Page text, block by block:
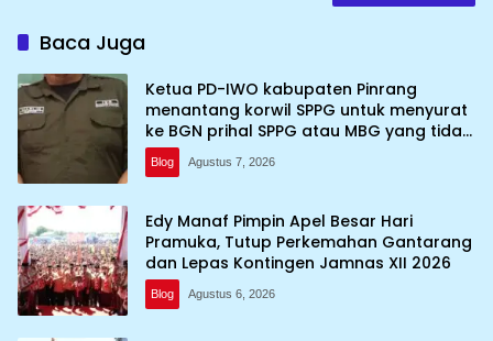
Baca Juga
Ketua PD-IWO kabupaten Pinrang
menantang korwil SPPG untuk menyurat
ke BGN prihal SPPG atau MBG yang tidak
memenuhi syarat standar dan
persyaratan teknis
Blog Agustus 7, 2026
Edy Manaf Pimpin Apel Besar Hari
Pramuka, Tutup Perkemahan Gantarang
dan Lepas Kontingen Jamnas XII 2026
Blog Agustus 6, 2026